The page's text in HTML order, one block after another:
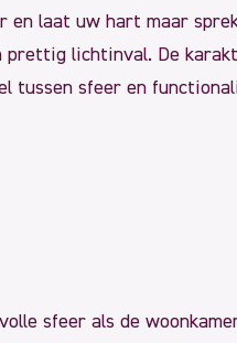
en laat uw hart maar
prettig lichtinval. De
tussen sfeer en
sfeer als de